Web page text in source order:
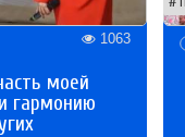
1063
моей
гармонию